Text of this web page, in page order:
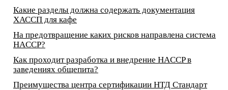
Какие разделы должна содержать документация
ХАССП для кафе
На предотвращение каких рисков направлена система
HACCP?
Как проходит разработка и внедрение HACCP в
заведениях общепита?
Преимущества центра сертификации НТД Стандарт